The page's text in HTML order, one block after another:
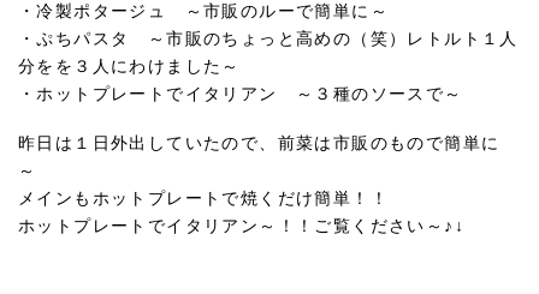
・冷製ポタージュ ～市販のルーで簡単に～
・ぷちパスタ ～市販のちょっと高めの（笑）レトルト１人
分をを３人にわけました～
・ホットプレートでイタリアン ～３種のソースで～
昨日は１日外出していたので、前菜は市販のもので簡単に
～
メインもホットプレートで焼くだけ簡単！！
ホットプレートでイタリアン～！！ご覧ください～♪↓